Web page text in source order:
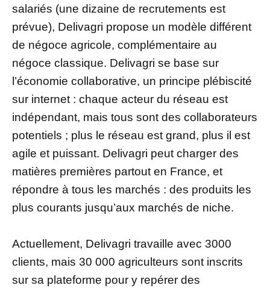
salariés (une dizaine de recrutements est
prévue), Delivagri propose un modèle différent
de négoce agricole, complémentaire au
négoce classique. Delivagri se base sur
l’économie collaborative, un principe plébiscité
sur internet : chaque acteur du réseau est
indépendant, mais tous sont des collaborateurs
potentiels ; plus le réseau est grand, plus il est
agile et puissant. Delivagri peut charger des
matières premières partout en France, et
répondre à tous les marchés : des produits les
plus courants jusqu’aux marchés de niche.
Actuellement, Delivagri travaille avec 3000
clients, mais 30 000 agriculteurs sont inscrits
sur sa plateforme pour y repérer des